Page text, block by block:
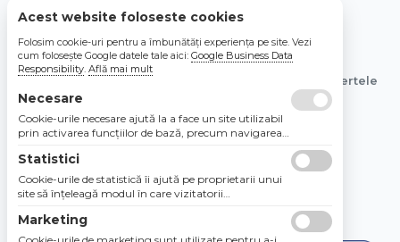
© 2026 Bebe Nou Online Store SRL
Toate preturile sunt exprimate in lei si includ tva. Ofertele
sunt valabile in limita stocului disponibil.
Acest website foloseste cookies
Folosim cookie-uri pentru a îmbunătăți experiența pe site. Vezi
cum folosește Google datele tale aici: Google Business Data
Responsibility. Află mai mult
Necesare
Cookie-urile necesare ajută la a face un site utilizabil
prin activarea funcţiilor de bază, precum navigarea
Site-ul nu poate funcţiona corespunzător fără aceste
cookie-uri.
Statistici
Cookie-urile de statistică îi ajută pe proprietarii unui
site să înţeleagă modul în care vizitatorii
raportarea informaţiilor în mod anonim.
Marketing